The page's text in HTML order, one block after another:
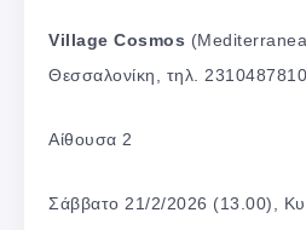
Village Cosmos
Θεσσαλονίκη, τηλ.
Αίθουσα 2
Σάββατο 21/2/2026 (13.00),